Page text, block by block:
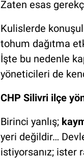
Zaten esas
Kulislerde
tohum dağıtma
İşte bu nedenle
yöneticileri de
CHP Silivri ilçe
Birinci yanlış;
yeri değildir…
istiyorsanız; ister